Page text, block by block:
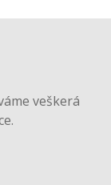
veškerá